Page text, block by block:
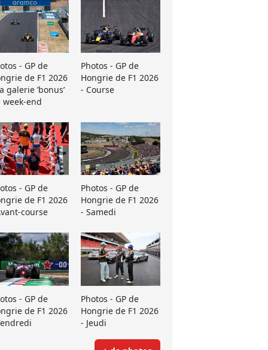
- GP de
de F1 2026
galerie ’bonus’
week-end
Photos - GP de
Hongrie de F1 2026
- Course
- GP de
de F1 2026
course
Photos - GP de
Hongrie de F1 2026
- Samedi
- GP de
de F1 2026
Photos - GP de
Hongrie de F1 2026
- Jeudi